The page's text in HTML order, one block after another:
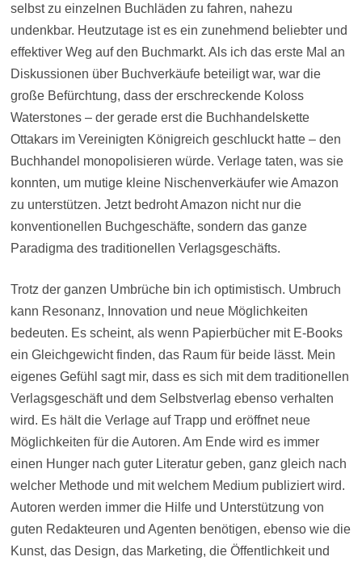
selbst zu einzelnen Buchläden zu fahren, nahezu
undenkbar. Heutzutage ist es ein zunehmend beliebter und
effektiver Weg auf den Buchmarkt. Als ich das erste Mal an
Diskussionen über Buchverkäufe beteiligt war, war die
große Befürchtung, dass der erschreckende Koloss
Waterstones – der gerade erst die Buchhandelskette
Ottakars im Vereinigten Königreich geschluckt hatte – den
Buchhandel monopolisieren würde. Verlage taten, was sie
konnten, um mutige kleine Nischenverkäufer wie Amazon
zu unterstützen. Jetzt bedroht Amazon nicht nur die
konventionellen Buchgeschäfte, sondern das ganze
Paradigma des traditionellen Verlagsgeschäfts.
Trotz der ganzen Umbrüche bin ich optimistisch. Umbruch
kann Resonanz, Innovation und neue Möglichkeiten
bedeuten. Es scheint, als wenn Papierbücher mit E-Books
ein Gleichgewicht finden, das Raum für beide lässt. Mein
eigenes Gefühl sagt mir, dass es sich mit dem traditionellen
Verlagsgeschäft und dem Selbstverlag ebenso verhalten
wird. Es hält die Verlage auf Trapp und eröffnet neue
Möglichkeiten für die Autoren. Am Ende wird es immer
einen Hunger nach guter Literatur geben, ganz gleich nach
welcher Methode und mit welchem Medium publiziert wird.
Autoren werden immer die Hilfe und Unterstützung von
guten Redakteuren und Agenten benötigen, ebenso wie die
Kunst, das Design, das Marketing, die Öffentlichkeit und